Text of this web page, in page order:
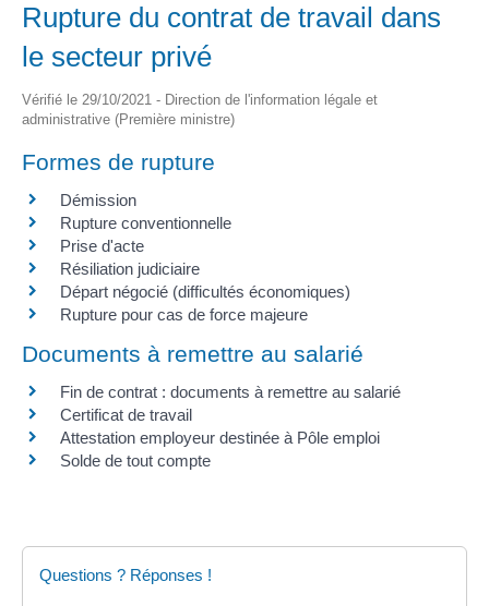
Rupture du contrat de travail dans
le secteur privé
Vérifié le 29/10/2021 - Direction de l'information légale et
administrative (Première ministre)
Formes de rupture
Démission
Rupture conventionnelle
Prise d'acte
Résiliation judiciaire
Départ négocié (difficultés économiques)
Rupture pour cas de force majeure
Documents à remettre au salarié
Fin de contrat : documents à remettre au salarié
Certificat de travail
Attestation employeur destinée à Pôle emploi
Solde de tout compte
Questions ? Réponses !